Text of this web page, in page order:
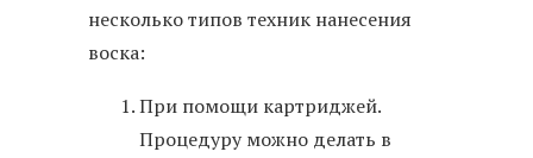
несколько типов техник нанесения
воска:
При помощи картриджей.
Процедуру можно делать в